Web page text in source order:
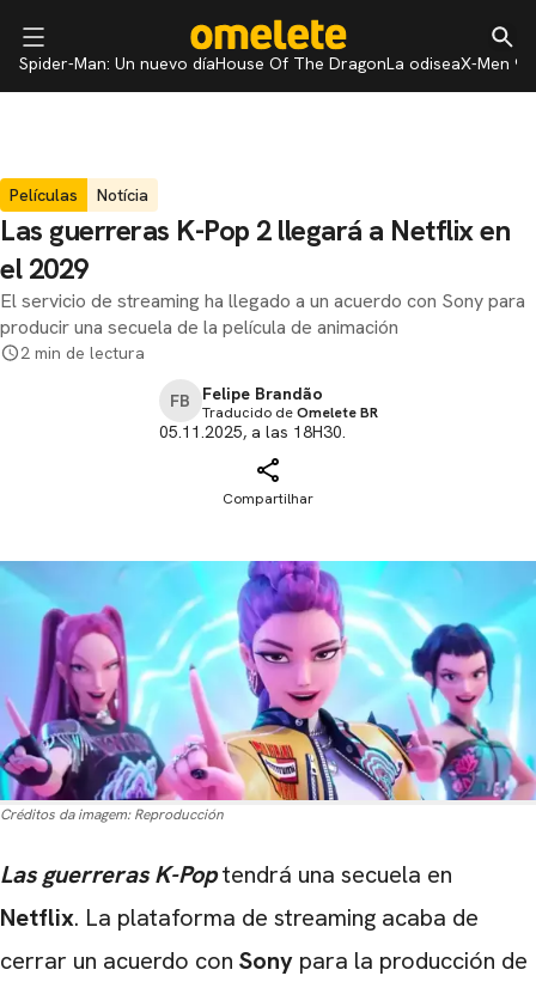
Spider-Man: Un nuevo díaHouse Of The DragonLa odiseaX-Men 97
Películas Notícia
Las guerreras K-Pop 2 llegará a Netflix en
el 2029
El servicio de streaming ha llegado a un acuerdo con Sony para
producir una secuela de la película de animación
2 min de lectura
FB Felipe Brandão
Traducido deOmelete BR
05.11.2025, a las 18H30.
Compartilhar
Créditos da imagem: Reproducción
Las guerreras K-Poptendrá una secuela en
Netflix. La plataforma de streaming acaba de
cerrar un acuerdo con Sony para la producción de